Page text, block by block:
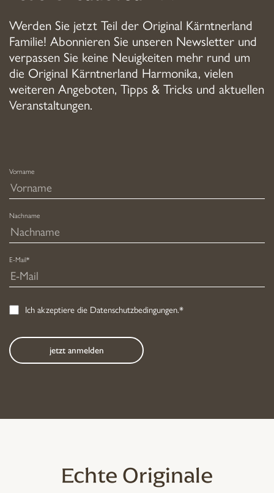
Werden Sie jetzt Teil der Original Kärntnerland
Familie! Abonnieren Sie unseren Newsletter und
verpassen Sie keine Neuigkeiten mehr rund um
die Original Kärntnerland Harmonika, vielen
weiteren Angeboten, Tipps & Tricks und aktuellen
Veranstaltungen.
Vorname
Nachname
E-Mail*
Ich akzeptiere die Datenschutzbedingungen.*
Echte Originale